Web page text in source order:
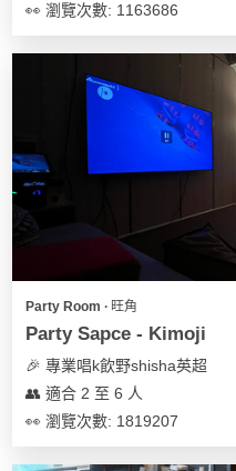
👀 瀏覽次數: 1163686
Party Room ∙ 旺角
Party Sapce - Kimoji
🎉 專業唱k飲野shisha英超
👥 適合 2 至 6 人
👀 瀏覽次數: 1819207